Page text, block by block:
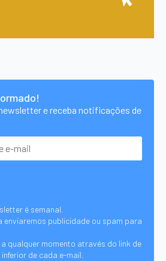
e receba notificações de
é semanal.
enviaremos publicidade ou spam para
qualquer momento através do link de
de cada e-mail.